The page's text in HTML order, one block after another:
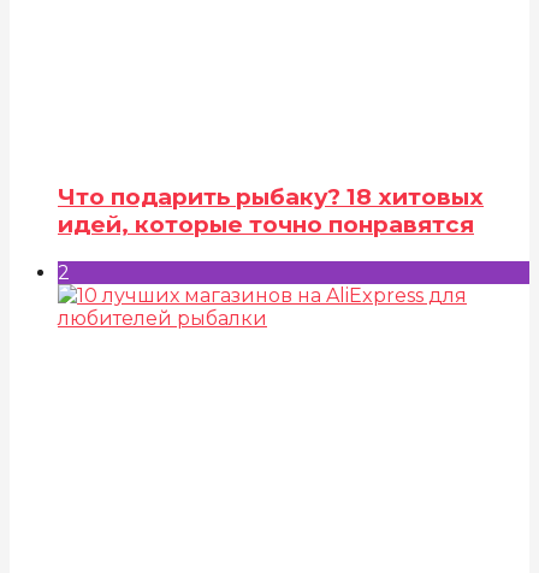
Что подарить рыбаку? 18 хитовых
идей, которые точно понравятся
2